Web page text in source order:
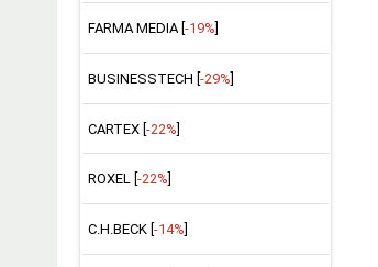
FARMA MEDIA [ -19%
BUSINESSTECH [-29%]
CARTEX [-22%]
ROXEL [ -22%
C.H.BECK [ -14%